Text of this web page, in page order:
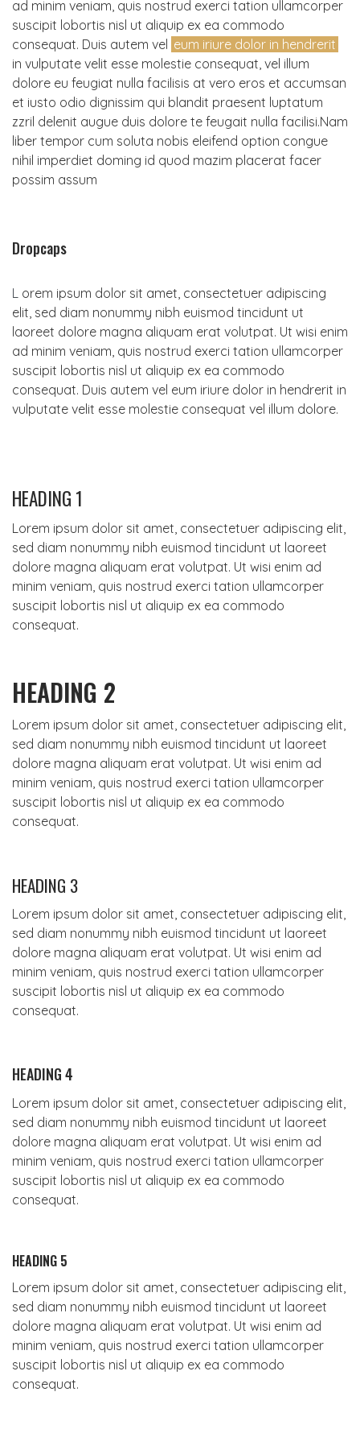
ad minim veniam, quis nostrud exerci tation ullamcorper
suscipit lobortis nisl ut aliquip ex ea commodo
consequat. Duis autem vel eum iriure dolor in hendrerit
in vulputate velit esse molestie consequat, vel illum
dolore eu feugiat nulla facilisis at vero eros et accumsan
et iusto odio dignissim qui blandit praesent luptatum
zzril delenit augue duis dolore te feugait nulla facilisi.Nam
liber tempor cum soluta nobis eleifend option congue
nihil imperdiet doming id quod mazim placerat facer
possim assum
Dropcaps
L orem ipsum dolor sit amet, consectetuer adipiscing
elit, sed diam nonummy nibh euismod tincidunt ut
laoreet dolore magna aliquam erat volutpat. Ut wisi enim
ad minim veniam, quis nostrud exerci tation ullamcorper
suscipit lobortis nisl ut aliquip ex ea commodo
consequat. Duis autem vel eum iriure dolor in hendrerit in
vulputate velit esse molestie consequat vel illum dolore.
HEADING 1
Lorem ipsum dolor sit amet, consectetuer adipiscing elit,
sed diam nonummy nibh euismod tincidunt ut laoreet
dolore magna aliquam erat volutpat. Ut wisi enim ad
minim veniam, quis nostrud exerci tation ullamcorper
suscipit lobortis nisl ut aliquip ex ea commodo
consequat.
HEADING 2
Lorem ipsum dolor sit amet, consectetuer adipiscing elit,
sed diam nonummy nibh euismod tincidunt ut laoreet
dolore magna aliquam erat volutpat. Ut wisi enim ad
minim veniam, quis nostrud exerci tation ullamcorper
suscipit lobortis nisl ut aliquip ex ea commodo
consequat.
HEADING 3
Lorem ipsum dolor sit amet, consectetuer adipiscing elit,
sed diam nonummy nibh euismod tincidunt ut laoreet
dolore magna aliquam erat volutpat. Ut wisi enim ad
minim veniam, quis nostrud exerci tation ullamcorper
suscipit lobortis nisl ut aliquip ex ea commodo
consequat.
HEADING 4
Lorem ipsum dolor sit amet, consectetuer adipiscing elit,
sed diam nonummy nibh euismod tincidunt ut laoreet
dolore magna aliquam erat volutpat. Ut wisi enim ad
minim veniam, quis nostrud exerci tation ullamcorper
suscipit lobortis nisl ut aliquip ex ea commodo
consequat.
HEADING 5
Lorem ipsum dolor sit amet, consectetuer adipiscing elit,
sed diam nonummy nibh euismod tincidunt ut laoreet
dolore magna aliquam erat volutpat. Ut wisi enim ad
minim veniam, quis nostrud exerci tation ullamcorper
suscipit lobortis nisl ut aliquip ex ea commodo
consequat.